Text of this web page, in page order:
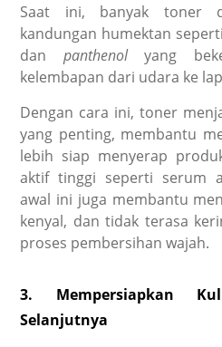
Saat ini, banyak toner
kandungan humektan seperti
dan panthenolyang
kelembapan dari udara ke
Dengan cara ini, toner
yang penting, membantu
lebih siap menyerap
aktif tinggi seperti serum
awal ini juga membantu
kenyal, dan tidak terasa
proses pembersihan wajah.
3. Mempersiapkan
Selanjutnya